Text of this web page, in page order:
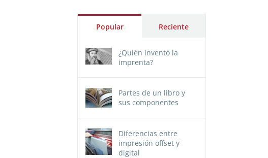
Popular Reciente
¿Quién inventó la
imprenta?
Partes de un libro y
sus componentes
Diferencias entre
impresión offset y
digital